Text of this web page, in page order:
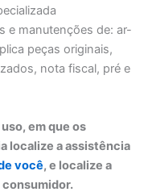
e manutenções de: ar-
peças originais,
nota fiscal, pré e
em que os
localize a assistência
você, e localize a